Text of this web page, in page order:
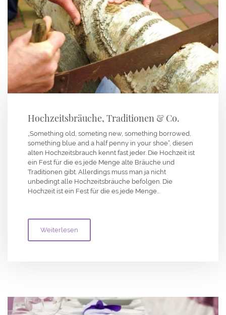
Hochzeitsbräuche, Traditionen & Co.
„Something old, someting new, something borrowed,
something blue and a half penny in your shoe“, diesen
alten Hochzeitsbrauch kennt fast jeder. Die Hochzeit ist
ein Fest für die es jede Menge alte Bräuche und
Traditionen gibt. Allerdings muss man ja nicht
unbedingt alle Hochzeitsbräuche befolgen. Die
Hochzeit ist ein Fest für die es jede Menge…
Weiterlesen